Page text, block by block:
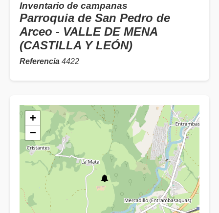
Inventario de campanas
Parroquia de San Pedro de
Arceo - VALLE DE MENA
(CASTILLA Y LEÓN)
Referencia 4422
+
−